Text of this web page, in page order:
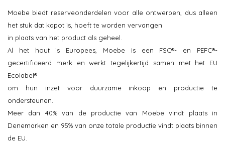
Moebe biedt reserveonderdelen voor alle ontwerpen, dus alleen
het stuk dat kapot is, hoeft te worden vervangen
in plaats van het product als geheel.
Al het hout is Europees, Moebe is een FSC®- en PEFC®-
gecertificeerd merk en werkt tegelijkertijd samen met het EU
Ecolabel®
om hun inzet voor duurzame inkoop en productie te
ondersteunen.
Meer dan 40% van de productie van Moebe vindt plaats in
Denemarken en 95% van onze totale productie vindt plaats binnen
de EU.